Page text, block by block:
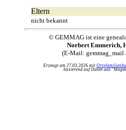
Eltern
nicht bekannt
© GEMMAG ist eine
Norbert Emmerich,
(E-Mail: gemmag_mail
Erzeugt am 27.03.2026 mit
basierend auf Daten aus